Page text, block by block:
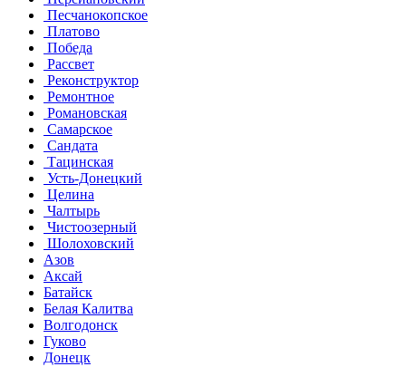
Песчанокопское
Платово
Победа
Рассвет
Реконструктор
Ремонтное
Романовская
Самарское
Сандата
Тацинская
Усть-Донецкий
Целина
Чалтырь
Чистоозерный
Шолоховский
Азов
Аксай
Батайск
Белая Калитва
Волгодонск
Гуково
Донецк